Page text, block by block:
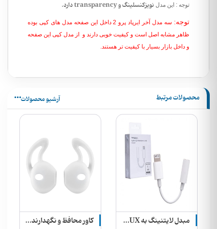
توجه : این مدل نویزکنسلینگ و transparency دارد.
توجه:
سه مدل آخر ایرپاد پرو 2 داخل این صفحه مدل های کپی بوده
ظاهر مشابه اصل است و کیفیت خوبی دارند و از مدل کپی این صفحه
و داخل بازار بسیار با کیفیت تر هستند.
محصولات مرتبط آرشیو محصولات
مبدل لایتنینگ به AUX ترکا مدل CA-1052 کاور محافظ و نگهدارنده سیلیکونی ایرپاد بر روی گوش